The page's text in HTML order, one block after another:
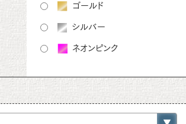
ゴールド
シルバー
ネオンピンク